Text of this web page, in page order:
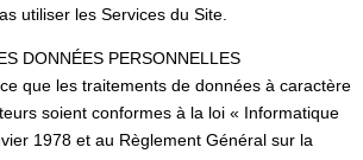
utiliser les Services du Site.
DONNÉES PERSONNELLES
ce que les traitements de données à caractère
soient conformes à la loi « Informatique
1978 et au Règlement Général sur la